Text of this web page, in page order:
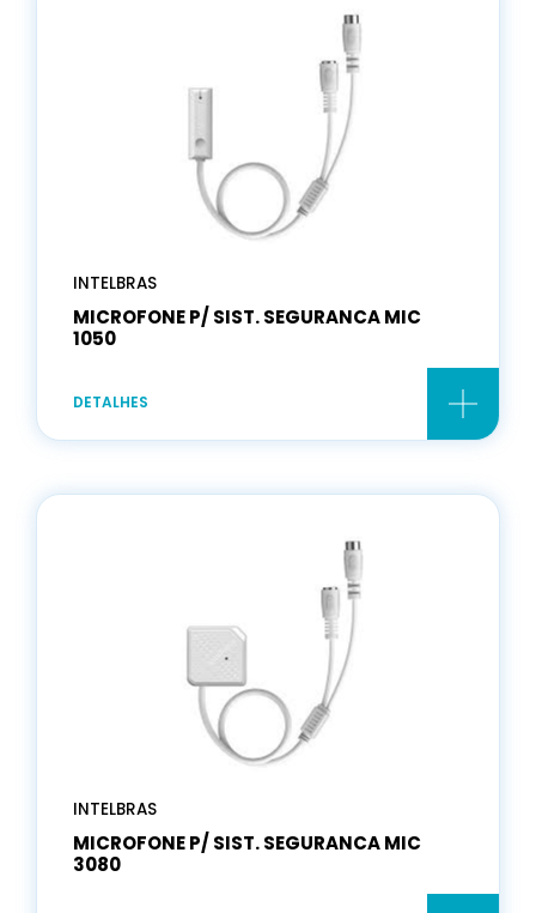
INTELBRAS
MICROFONE P/ SIST. SEGURANCA MIC
1050
DETALHES
INTELBRAS
MICROFONE P/ SIST. SEGURANCA MIC
3080